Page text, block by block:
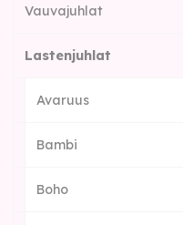
Vauvajuhlat
Lastenjuhlat
Avaruus
Bambi
Boho